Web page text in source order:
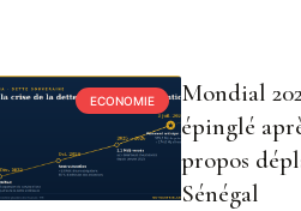
ECONOMIE
Mondial
épinglé
propos
Sénégal